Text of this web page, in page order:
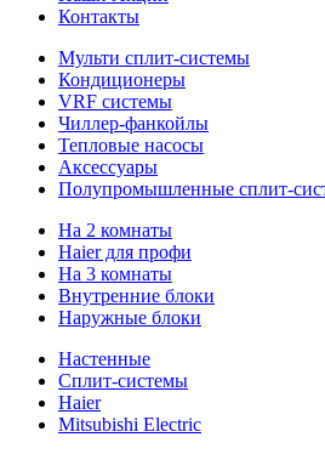
Контакты
Мульти сплит-системы
Кондиционеры
VRF системы
Чиллер-фанкойлы
Тепловые насосы
Аксессуары
Полупромышленные сплит-
На 2 комнаты
Haier для профи
На 3 комнаты
Внутренние блоки
Наружные блоки
Настенные
Сплит-системы
Haier
Mitsubishi Electric